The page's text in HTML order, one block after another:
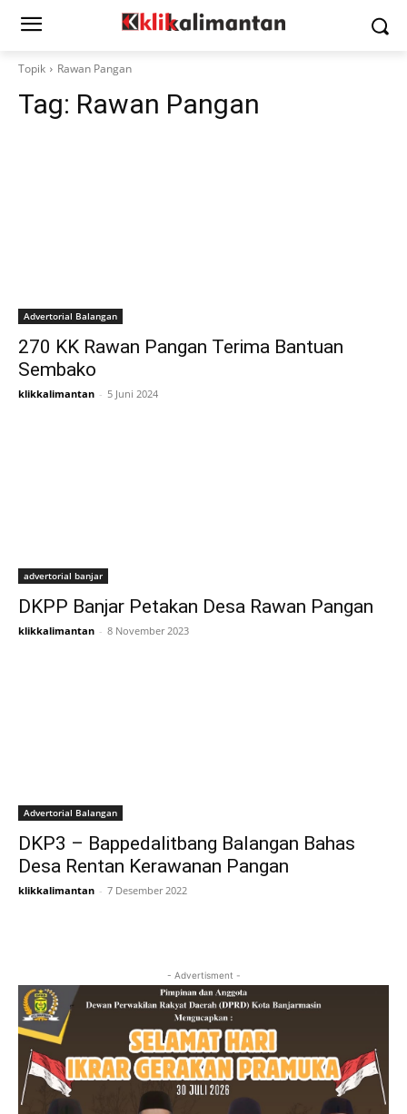
Topik Rawan Pangan
Tag: Rawan Pangan
Advertorial Balangan
270 KK Rawan Pangan Terima Bantuan
Sembako
klikkalimantan - 5 Juni 2024
advertorial banjar
DKPP Banjar Petakan Desa Rawan Pangan
klikkalimantan - 8 November 2023
Advertorial Balangan
DKP3 – Bappedalitbang Balangan Bahas
Desa Rentan Kerawanan Pangan
klikkalimantan - 7 Desember 2022
- Advertisment -